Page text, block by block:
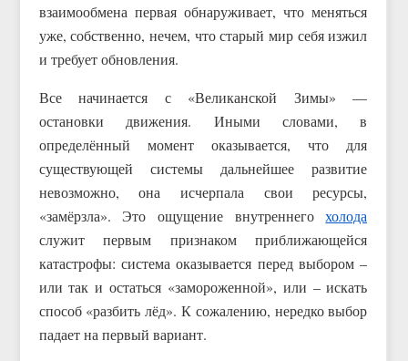
взаимообмена первая обнаруживает, что меняться
уже, собственно, нечем, что старый мир себя изжил
и требует обновления.
Все начинается с «Великанской Зимы» —
остановки движения. Иными словами, в
определённый момент оказывается, что для
существующей системы дальнейшее развитие
невозможно, она исчерпала свои ресурсы,
«замёрзла». Это ощущение внутреннегохолода
служит первым признаком приближающейся
катастрофы: система оказывается перед выбором –
или так и остаться «замороженной», или – искать
способ «разбить лёд». К сожалению, нередко выбор
падает на первый вариант.